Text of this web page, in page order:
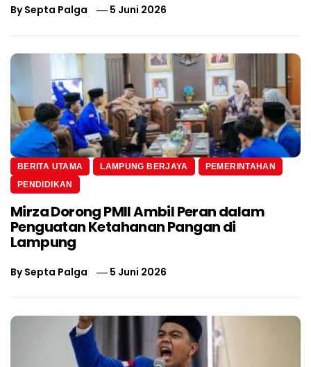
BySepta Palga 5 Juni 2026
BERITA UTAMA LAMPUNG BERJAYA
PEMERINTAHAN
PENDIDIKAN
Mirza Dorong PMII Ambil Peran dalam
Penguatan Ketahanan Pangan di
Lampung
BySepta Palga 5 Juni 2026